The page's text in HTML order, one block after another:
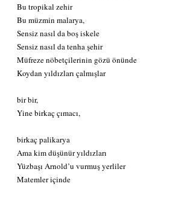
Bu tropikal zehir
Bu müzmin malarya,
Sensiz nasıl da boş iskele
Sensiz nasıl da tenha şehir
Müfreze nöbetçilerinin gözü önünde
Koydan yıldızları çalmışlar
bir bir,
Yine birkaç çımacı,
birkaç palikarya
Ama kim düşünür yıldızları
Yüzbaşı Arnold’u vurmuş yerliler
Matemler içinde